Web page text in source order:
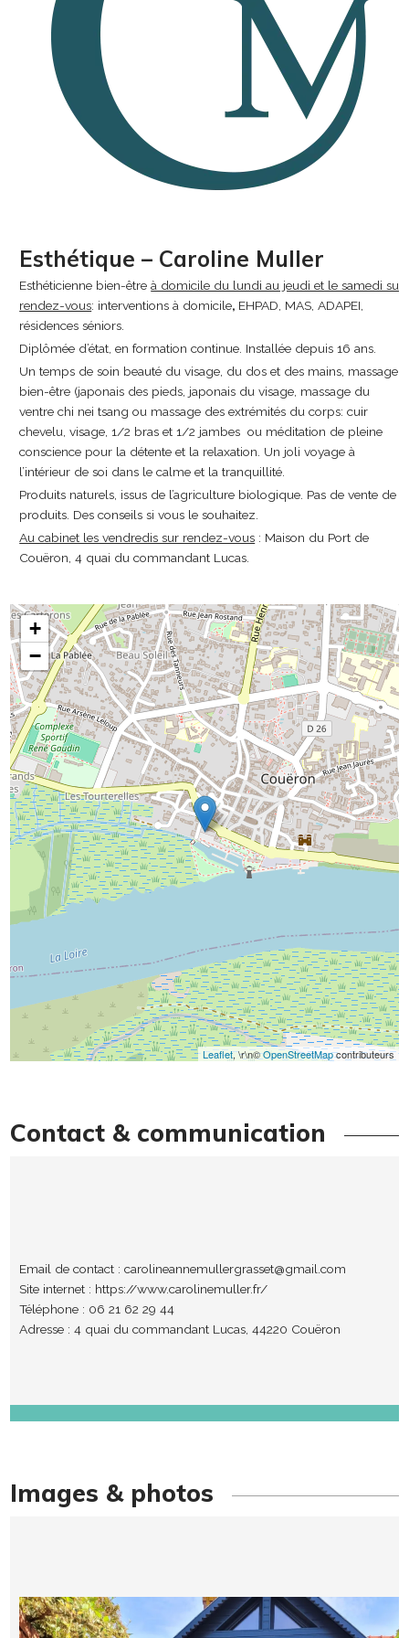
Esthétique – Caroline Muller
Esthéticienne bien-êtreà domicile du lundi au jeudi et le samedi sur
rendez-vous: interventions à domicile, EHPAD, MAS, ADAPEI,
résidences séniors.
Diplômée d’état, en formation continue. Installée depuis 16 ans.
Un temps de soin beauté du visage, du dos et des mains, massage
bien-être (japonais des pieds, japonais du visage, massage du
ventre chi nei tsang ou massage des extrémités du corps: cuir
chevelu, visage, 1/2 bras et 1/2 jambes ou méditation de pleine
conscience pour la détente et la relaxation. Un joli voyage à
l’intérieur de soi dans le calme et la tranquillité.
Produits naturels, issus de l’agriculture biologique. Pas de vente de
produits. Des conseils si vous le souhaitez.
Au cabinet les vendredis sur rendez-vous : Maison du Port de
Couëron, 4 quai du commandant Lucas.
+
−
Leaflet, \r\n©OpenStreetMapcontributeurs
Contact & communication
Email de contact :carolineannemullergrasset@gmail.com
Site internet : https://www.carolinemuller.fr/
Téléphone : 06 21 62 29 44
Adresse : 4 quai du commandant Lucas, 44220 Couëron
Images & photos